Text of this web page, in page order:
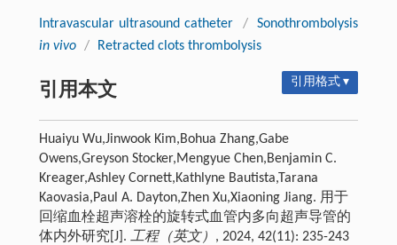
Intravascular ultrasound catheter /
Sonothrombolysis
in vivo / Retracted clots thrombolysis
引用本文 引用格式 ▾
Huaiyu Wu,Jinwook Kim,Bohua Zhang,Gabe
Owens,Greyson Stocker,Mengyue Chen,Benjamin C.
Kreager,Ashley Cornett,Kathlyne Bautista,Tarana
Kaovasia,Paul A. Dayton,Zhen Xu,Xiaoning Jiang. 用于
回缩血栓超声溶栓的旋转式血管内多向超声导管的
体内外研究[J]. 工程（英文） , 2024, 42(11): 235-243